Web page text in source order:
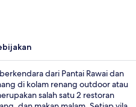
dari Pantai Rawai dan
di kolam renang outdoor atau
salah satu 2 restoran